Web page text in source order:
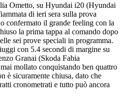
Ometto, su Hyundai i20 (Hyundai
di ieri sera sulla prova
confermato il grande feeling con la
la prima tappa al comando dopo
sei prove speciali in programma.
con 5.4 secondi di margine su
Granai (Skoda Fabia
mollato conquistando ben quattro
è sicuramente chiusa, dato che
cronometrati e tutto può ancora